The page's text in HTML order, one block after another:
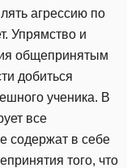
агрессию по
Упрямство и
общепринятым
добиться
ученика. В
все
содержат в себе
того, что